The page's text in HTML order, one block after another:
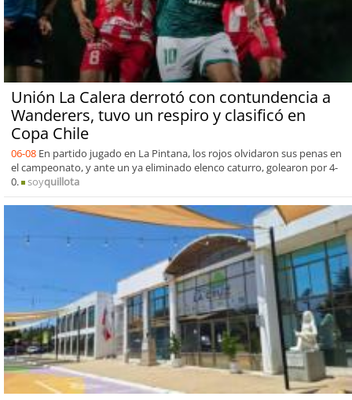
Unión La Calera derrotó con contundencia a
Wanderers, tuvo un respiro y clasificó en
Copa Chile
06-08 En partido jugado en La Pintana, los rojos olvidaron sus penas en
el campeonato, y ante un ya eliminado elenco caturro, golearon por 4-
0.
soyquillota